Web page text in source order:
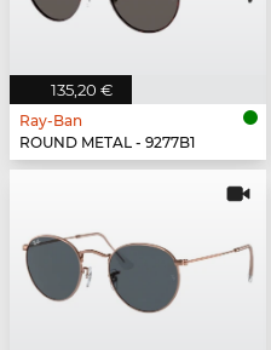
135,20 €
Ray-Ban
ROUND METAL - 9277B1